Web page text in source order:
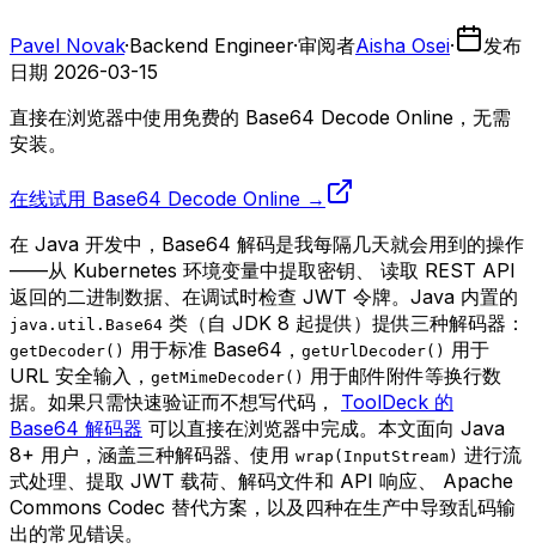
Pavel Novak·Backend Engineer·审阅者Aisha Osei·
发布
日期 2026-03-15
直接在浏览器中使用免费的 Base64 Decode Online，无需
安装。
在线试用 Base64 Decode Online →
在 Java 开发中，Base64 解码是我每隔几天就会用到的操作
——从 Kubernetes 环境变量中提取密钥、 读取 REST API
返回的二进制数据、在调试时检查 JWT 令牌。Java 内置的
java.util.Base64 类（自 JDK 8 起提供）提供三种解码器：
getDecoder() 用于标准 Base64， getUrlDecoder()
用于
URL 安全输入， getMimeDecoder()
用于邮件附件等换行数
据。如果只需快速验证而不想写代码，
ToolDeck 的
Base64 解码器 可以直接在浏览器中完成。本文面向 Java
8+ 用户，涵盖三种解码器、使用 wrap(InputStream) 进行流
式处理、提取 JWT 载荷、解码文件和 API 响应、 Apache
Commons Codec 替代方案，以及四种在生产中导致乱码输
出的常见错误。